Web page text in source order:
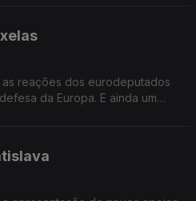
as reações dos eurodeputados
da Europa. E ainda um